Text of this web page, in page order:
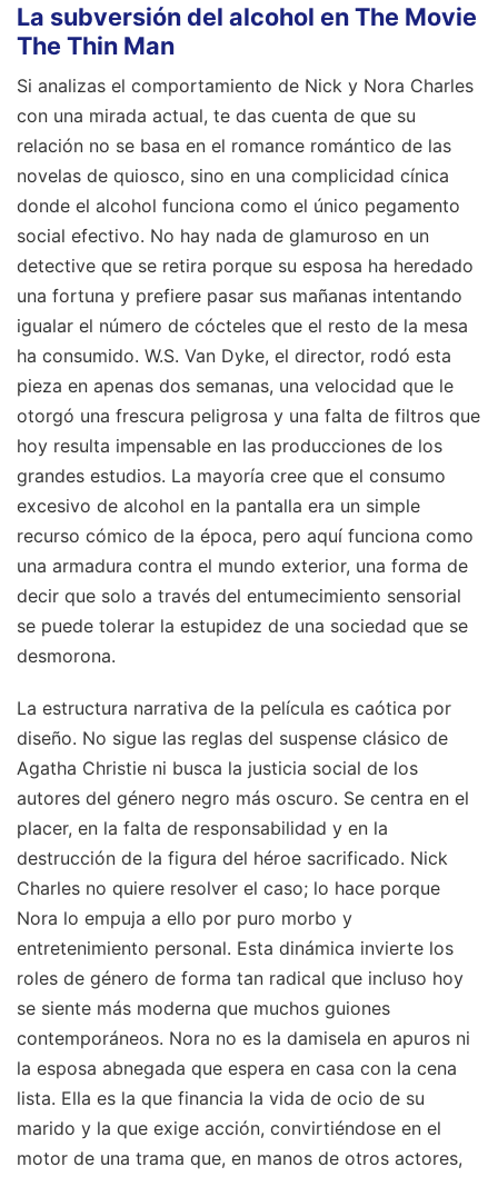
La subversión del alcohol en The Movie
The Thin Man
Si analizas el comportamiento de Nick y Nora Charles
con una mirada actual, te das cuenta de que su
relación no se basa en el romance romántico de las
novelas de quiosco, sino en una complicidad cínica
donde el alcohol funciona como el único pegamento
social efectivo. No hay nada de glamuroso en un
detective que se retira porque su esposa ha heredado
una fortuna y prefiere pasar sus mañanas intentando
igualar el número de cócteles que el resto de la mesa
ha consumido. W.S. Van Dyke, el director, rodó esta
pieza en apenas dos semanas, una velocidad que le
otorgó una frescura peligrosa y una falta de filtros que
hoy resulta impensable en las producciones de los
grandes estudios. La mayoría cree que el consumo
excesivo de alcohol en la pantalla era un simple
recurso cómico de la época, pero aquí funciona como
una armadura contra el mundo exterior, una forma de
decir que solo a través del entumecimiento sensorial
se puede tolerar la estupidez de una sociedad que se
desmorona.
La estructura narrativa de la película es caótica por
diseño. No sigue las reglas del suspense clásico de
Agatha Christie ni busca la justicia social de los
autores del género negro más oscuro. Se centra en el
placer, en la falta de responsabilidad y en la
destrucción de la figura del héroe sacrificado. Nick
Charles no quiere resolver el caso; lo hace porque
Nora lo empuja a ello por puro morbo y
entretenimiento personal. Esta dinámica invierte los
roles de género de forma tan radical que incluso hoy
se siente más moderna que muchos guiones
contemporáneos. Nora no es la damisela en apuros ni
la esposa abnegada que espera en casa con la cena
lista. Ella es la que financia la vida de ocio de su
marido y la que exige acción, convirtiéndose en el
motor de una trama que, en manos de otros actores,